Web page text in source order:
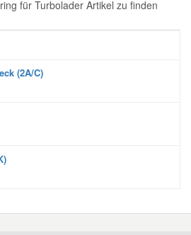
für Turbolader Artikel zu finden
(2A/C)